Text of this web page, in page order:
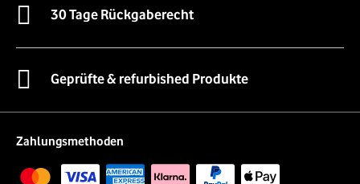
30 Tage Rückgaberecht
Geprüfte & refurbished Produkte
Zahlungsmethoden